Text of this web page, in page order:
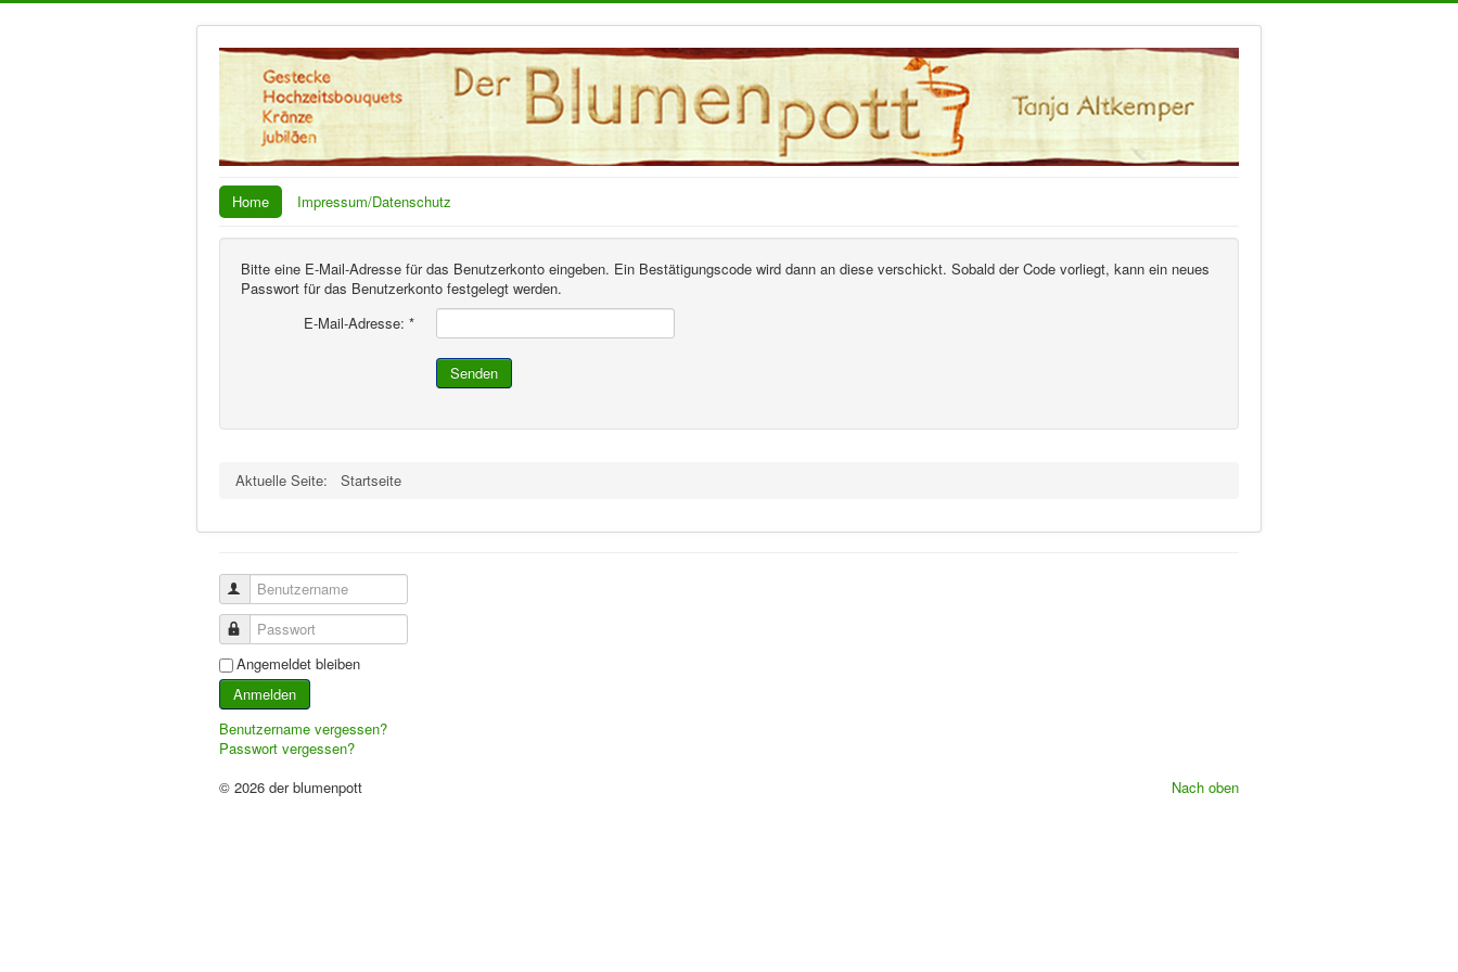
Home Impressum/Datenschutz
Bitte eine E-Mail-Adresse für das Benutzerkonto eingeben. Ein Bestätigungscode wird dann an diese verschickt. Sobald der Code vorliegt, kann ein neues
Passwort für das Benutzerkonto festgelegt werden.
E-Mail-Adresse: *
Senden
Aktuelle Seite: Startseite
Benutzername
Passwort
Angemeldet bleiben
Anmelden
Benutzername vergessen?
Passwort vergessen?
Nach oben
© 2026 der blumenpott